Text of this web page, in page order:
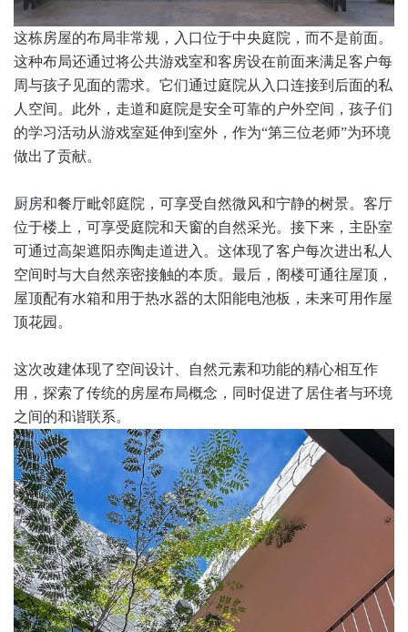
这栋房屋的布局非常规，入口位于中央庭院，而不是前面。
这种布局还通过将公共游戏室和客房设在前面来满足客户每
周与孩子见面的需求。它们通过庭院从入口连接到后面的私
人空间。此外，走道和庭院是安全可靠的户外空间，孩子们
的学习活动从游戏室延伸到室外，作为“第三位老师”为环境
做出了贡献。
厨房和餐厅毗邻庭院，可享受自然微风和宁静的树景。客厅
位于楼上，可享受庭院和天窗的自然采光。接下来，主卧室
可通过高架遮阳赤陶走道进入。这体现了客户每次进出私人
空间时与大自然亲密接触的本质。最后，阁楼可通往屋顶，
屋顶配有水箱和用于热水器的太阳能电池板，未来可用作屋
顶花园。
这次改建体现了空间设计、自然元素和功能的精心相互作
用，探索了传统的房屋布局概念，同时促进了居住者与环境
之间的和谐联系。